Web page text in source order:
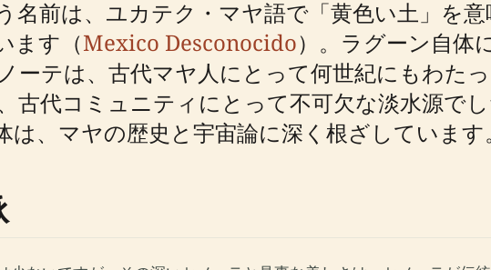
名前は、ユカテク・マヤ語で「黄色い土」を
ます（Mexico Desconocido）。ラグーン自体
ーテは、古代マヤ人にとって何世紀にもわた
古代コミュニティにとって不可欠な淡水源で
は、マヤの歴史と宇宙論に深く根ざしています